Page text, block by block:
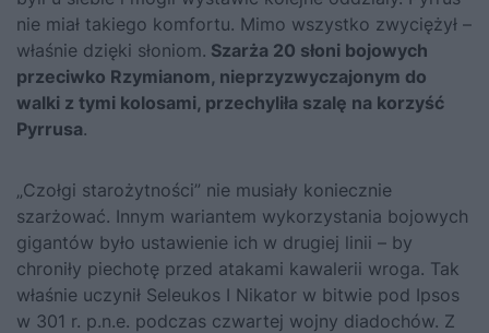
nie miał takiego komfortu. Mimo wszystko zwyciężył –
właśnie dzięki słoniom. Szarża 20 słoni bojowych
przeciwko Rzymianom, nieprzyzwyczajonym do
walki z tymi kolosami, przechyliła szalę na korzyść
Pyrrusa.
„Czołgi starożytności” nie musiały koniecznie
szarżować. Innym wariantem wykorzystania bojowych
gigantów było ustawienie ich w drugiej linii – by
chroniły piechotę przed atakami kawalerii wroga. Tak
właśnie uczynił Seleukos I Nikator w bitwie pod Ipsos
w 301 r. p.n.e. podczas czwartej wojny diadochów. Z